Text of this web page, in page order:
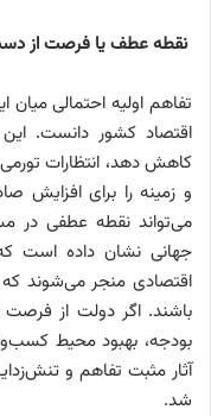
نقطه عطف یا فرصت از
تفاهم اولیه احتمالی
اقتصاد کشور دانست. این
کاهش دهد، انتظارات
و زمینه را برای افزایش
می‌تواند نقطه عطفی در
جهانی نشان داده است که
اقتصادی منجر می‌شوند که
باشند. اگر دولت از فرصت
بودجه، بهبود محیط
آثار مثبت تفاهم و
شد.